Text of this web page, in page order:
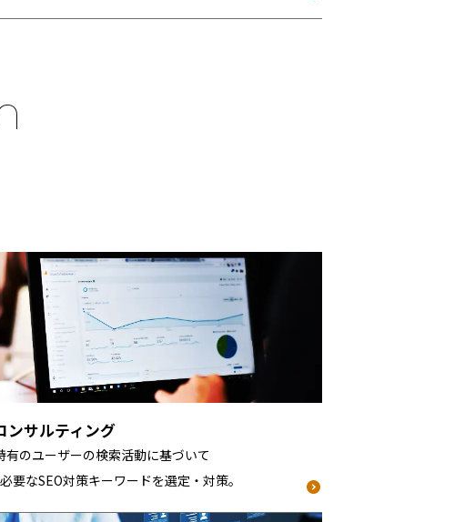
ンサルティング
のユーザーの検索活動に基づいて
要なSEO対策キーワードを選定・対策。